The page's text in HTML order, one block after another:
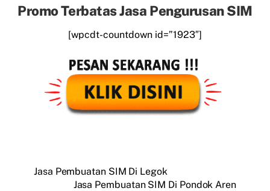
Promo Terbatas Jasa Pengurusan SIM
[wpcdt-countdown id=”1923″]
Jasa Pembuatan SIM Di Legok
Jasa Pembuatan SIM Di Pondok Aren